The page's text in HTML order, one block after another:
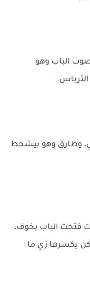
الباب وهو
وطارق وهو بيشخط
فتحت الباب بخوف،
يكسرها زي ما